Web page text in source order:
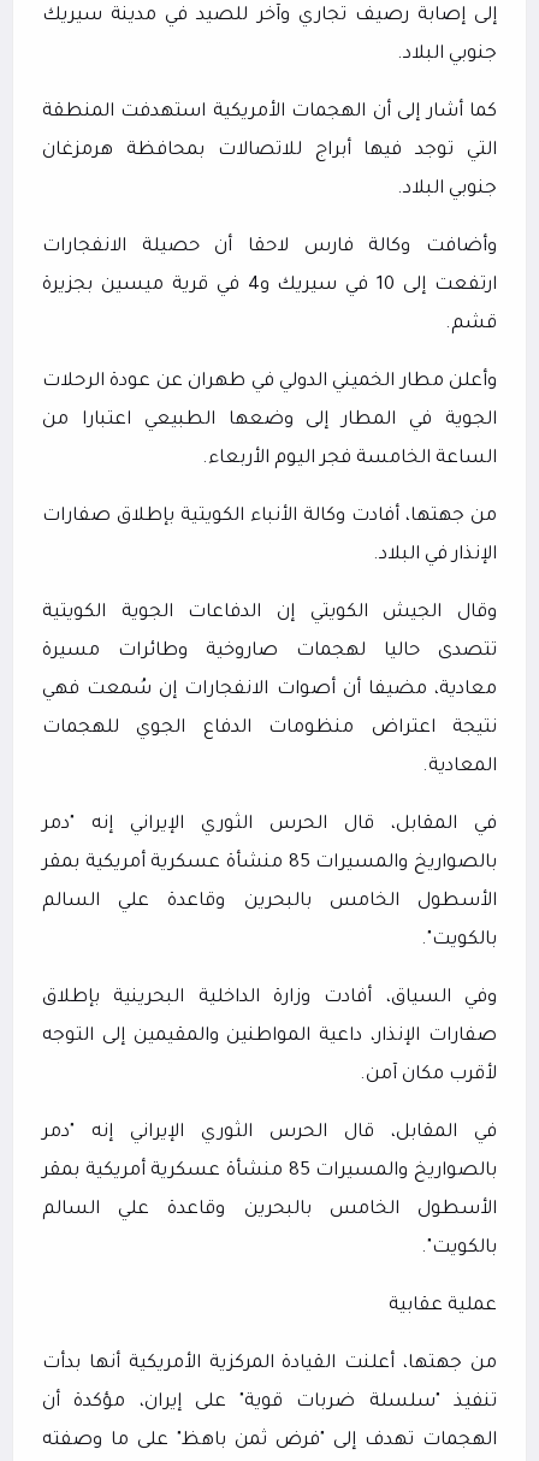
إلى إصابة رصيف تجاري وآخر للصيد في مدينة سيريك
جنوبي البلاد.
كما أشار إلى أن الهجمات الأمريكية استهدفت المنطقة
التي توجد فيها أبراج للاتصالات بمحافظة هرمزغان
جنوبي البلاد.
وأضافت وكالة فارس لاحقا أن حصيلة الانفجارات
ارتفعت إلى 10 في سيريك و4 في قرية ميسين بجزيرة
قشم.
وأعلن مطار الخميني الدولي في طهران عن عودة الرحلات
الجوية في المطار إلى وضعها الطبيعي اعتبارا من
الساعة الخامسة فجر اليوم الأربعاء.
من جهتها، أفادت وكالة الأنباء الكويتية بإطلاق صفارات
الإنذار في البلاد.
وقال الجيش الكويتي إن الدفاعات الجوية الكويتية
تتصدى حاليا لهجمات صاروخية وطائرات مسيرة
معادية، مضيفا أن أصوات الانفجارات إن سُمعت فهي
نتيجة اعتراض منظومات الدفاع الجوي للهجمات
المعادية.
في المقابل، قال الحرس الثوري الإيراني إنه "دمر
بالصواريخ والمسيرات 85 منشأة عسكرية أمريكية بمقر
الأسطول الخامس بالبحرين وقاعدة علي السالم
بالكويت".
وفي السياق، أفادت وزارة الداخلية البحرينية بإطلاق
صفارات الإنذار، داعية المواطنين والمقيمين إلى التوجه
لأقرب مكان آمن.
في المقابل، قال الحرس الثوري الإيراني إنه "دمر
بالصواريخ والمسيرات 85 منشأة عسكرية أمريكية بمقر
الأسطول الخامس بالبحرين وقاعدة علي السالم
بالكويت".
عملية عقابية
من جهتها، أعلنت القيادة المركزية الأمريكية أنها بدأت
تنفيذ "سلسلة ضربات قوية" على إيران، مؤكدة أن
الهجمات تهدف إلى "فرض ثمن باهظ" على ما وصفته